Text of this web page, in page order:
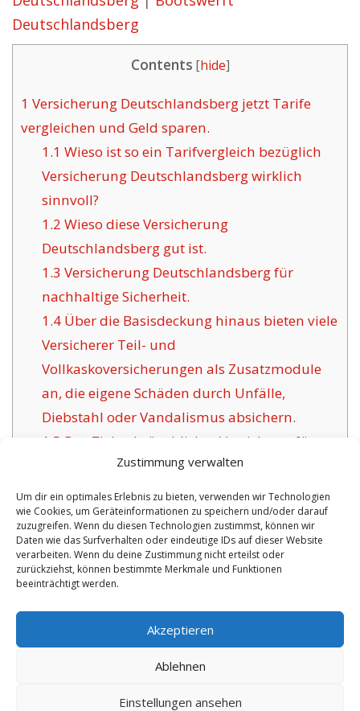
Zustimmung verwalten
Um dir ein optimales Erlebnis zu bieten, verwenden wir Technologien
wie Cookies, um Geräteinformationen zu speichern und/oder darauf
zuzugreifen. Wenn du diesen Technologien zustimmst, können wir
Daten wie das Surfverhalten oder eindeutige IDs auf dieser Website
verarbeiten. Wenn du deine Zustimmung nicht erteilst oder
zurückziehst, können bestimmte Merkmale und Funktionen
beeinträchtigt werden.
Akzeptieren
Ablehnen
Einstellungen ansehen
Deutschlandsberg
Contents [hide]
1 Versicherung Deutschlandsberg jetzt Tarife
vergleichen und Geld sparen.
1.1 Wieso ist so ein Tarifvergleich bezüglich
Versicherung Deutschlandsberg wirklich
sinnvoll?
1.2 Wieso diese Versicherung
Deutschlandsberg gut ist.
1.3 Versicherung Deutschlandsberg für
nachhaltige Sicherheit.
1.4Über die Basisdeckung hinaus bieten viele
Versicherer Teil- und
Vollkaskoversicherungen als Zusatzmodule
an, die eigene Schäden durch Unfälle,
Diebstahl oder Vandalismus absichern.
1.5 Das Ziel gebräuchlicher Versicherer für
Deutschlandsberg:
1.6
Vorzüge dieser angebotenen Versicherung
in Deutschlandsberg:
1.6.1Aktualisierte Wahlmöglichkeiten und
Zertifizierung:
No tags for this post.